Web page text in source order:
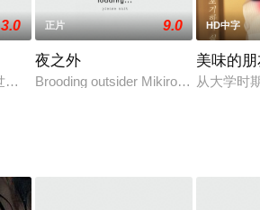
3.0
界数一数二的自行车展INTER BIKE在美
正片 9.0
夜之外
Brooding outsider Mikiro (Kenta
HD中字
美味的
从大学时